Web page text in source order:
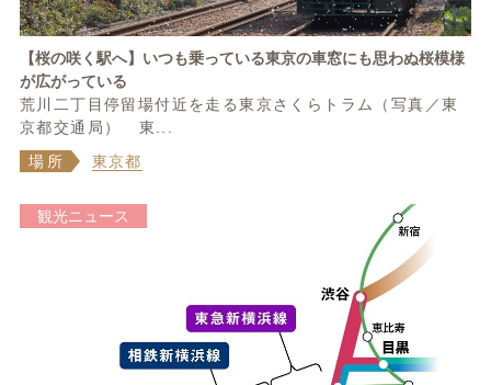
【桜の咲く駅へ】いつも乗っている東京の車窓にも思わぬ桜模様
が広がっている
荒川二丁目停留場付近を走る東京さくらトラム（写真／東
京都交通局） 東...
場所
東京都
観光ニュース